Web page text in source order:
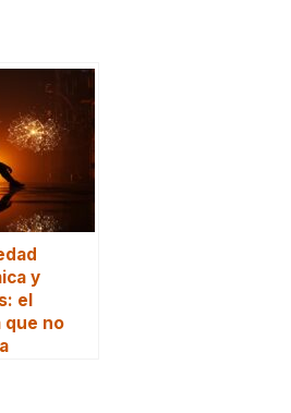
y
el
que no